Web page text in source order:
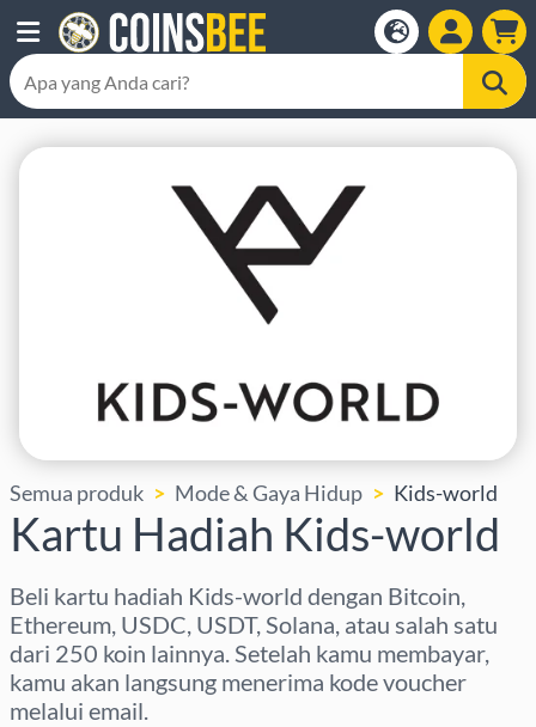
Semua produk Mode & Gaya Hidup Kids-world
Kartu Hadiah Kids-world
Beli kartu hadiah Kids-world dengan Bitcoin,
Ethereum, USDC, USDT, Solana, atau salah satu
dari 250 koin lainnya. Setelah kamu membayar,
kamu akan langsung menerima kode voucher
melalui email.